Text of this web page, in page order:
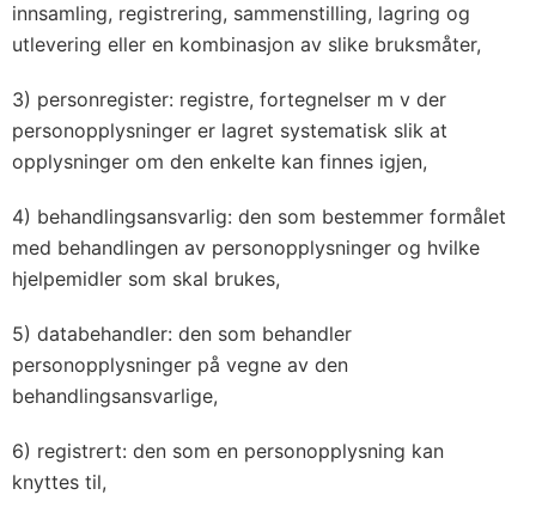
innsamling, registrering, sammenstilling, lagring og
utlevering eller en kombinasjon av slike bruksmåter,
3) personregister: registre, fortegnelser m v der
personopplysninger er lagret systematisk slik at
opplysninger om den enkelte kan finnes igjen,
4) behandlingsansvarlig: den som bestemmer formålet
med behandlingen av personopplysninger og hvilke
hjelpemidler som skal brukes,
5) databehandler: den som behandler
personopplysninger på vegne av den
behandlingsansvarlige,
6) registrert: den som en personopplysning kan
knyttes til,